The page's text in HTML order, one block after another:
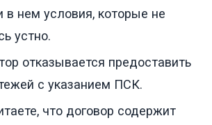
в нем условия, которые не
устно.
отказывается предоставить
с указанием ПСК.
что договор содержит